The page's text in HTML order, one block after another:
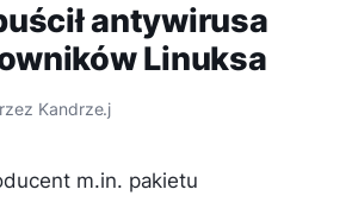
antywirusa
Linuksa
Kandrze.j
m.in. pakietu